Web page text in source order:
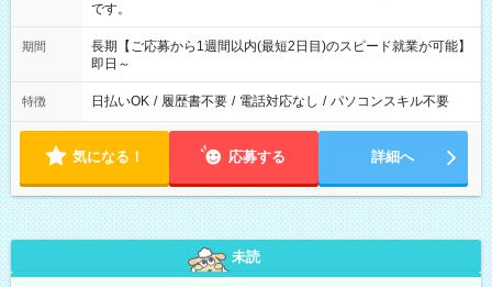
です。
期間
長期【ご応募から1週間以内(最短2日目)のスピード就業が可能】
即日～
特徴 日払いOK / 履歴書不要 / 電話対応なし / パソコンスキル不要
気になる！ 応募する 詳細へ
未読